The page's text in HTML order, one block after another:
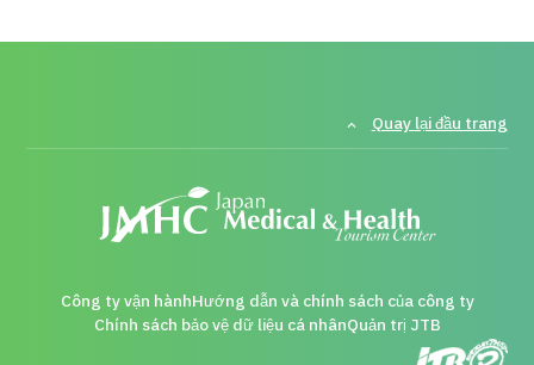
Quay lại đầu trang
Công ty vận hànhHướng dẫn và chính sách của công ty
Chính sách bảo vệ dữ liệu cá nhânQuản trị JTB